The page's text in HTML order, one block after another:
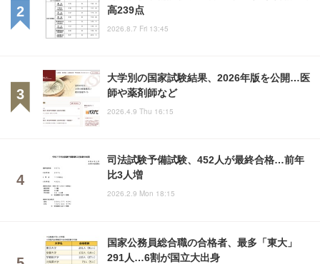
高239点
2026.8.7 Fri 13:45
大学別の国家試験結果、2026年版を公開…医
師や薬剤師など
2026.4.9 Thu 16:15
司法試験予備試験、452人が最終合格…前年
比3人増
2026.2.9 Mon 18:15
国家公務員総合職の合格者、最多「東大」
291人…6割が国立大出身